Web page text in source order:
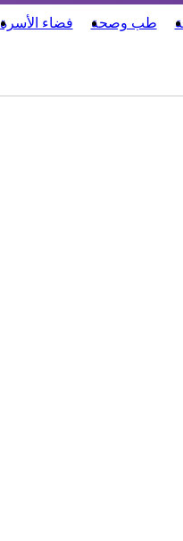
طب وصحة فضاء الأسرة